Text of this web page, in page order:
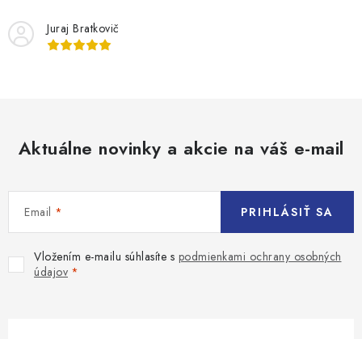
Juraj Bratkovič
Aktuálne novinky a akcie na váš e-mail
Email
Vložením e-mailu súhlasíte s podmienkami ochrany osobných
údajov
PRIHLÁSIŤ SA